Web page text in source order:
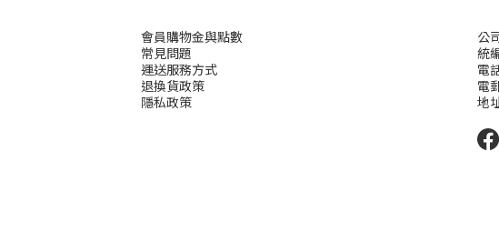
會員購物金與點數
常見問題
運送服務方式
退換貨政策
隱私政策
公
統
電
電
地